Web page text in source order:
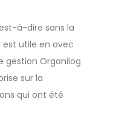
à-dire sans la
est utile en avec
gestion Organilog
sur la
qui ont été